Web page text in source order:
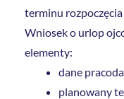
terminu rozpoczęcia
Wniosek o urlop
elementy:
dane
planowany